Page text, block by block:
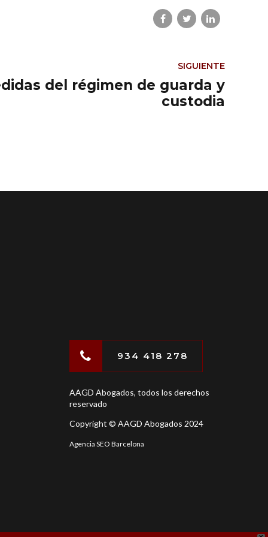
SIGUIENTE
del régimen de guarda y
custodia
934 418 278
AAGD Abogados, todos los derechos
reservado
Copyright © AAGD Abogados 2024
Agencia SEO Barcelona